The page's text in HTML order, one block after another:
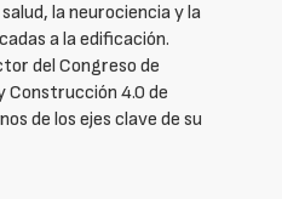
la neurociencia y la
a la edificación.
del Congreso de
4.0 de
de los ejes clave de su